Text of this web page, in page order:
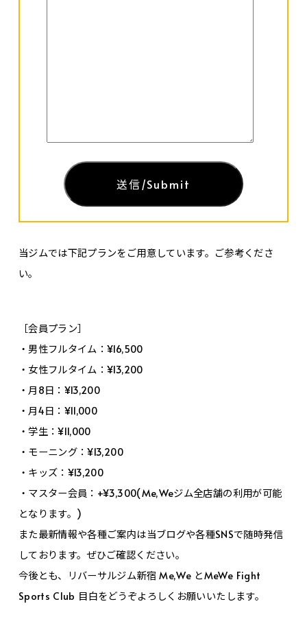
当ジムでは下記プランをご用意しています。ご参考くださ
い。
［会員プラン］
・男性フルタイム：¥16,500
・女性フルタイム：¥13,200
・月8日：¥13,200
・月4日：¥11,000
・学生：¥11,000
・モーニング：¥13,200
・キッズ：¥13,200
・マスター会員：+¥3,300(Me,Weジム全店舗の利用が可能
となります。)
また最新情報や各種ご案内は当ブログや各種SNSで随時発信
しております。ぜひご確認ください。
今後とも、リバーサルジム新宿 Me,We とMeWe Fight
Sports Club 目白をどうぞよろしくお願いいたします。